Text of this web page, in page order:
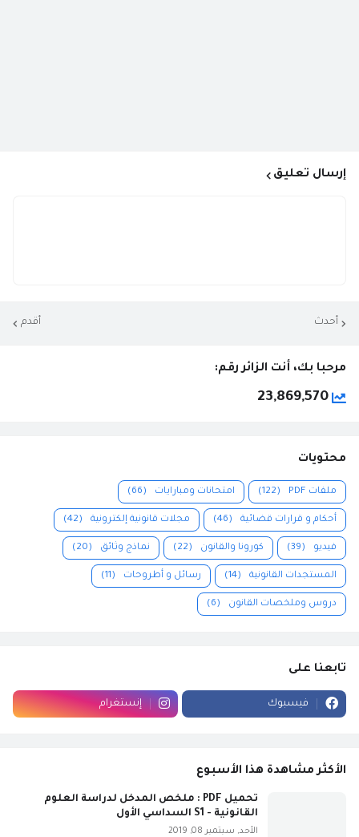
إرسال تعليق
أحدث أقدم
مرحبا بك، أنت الزائر رقم:
23,869,570
محتويات
ملفات PDF (122) امتحانات ومبارايات (66)
أحكام و قرارات قضائية (46) مجلات قانونية إلكترونية (42)
فيديو (39) كورونا والقانون (22) نماذج وثائق (20)
المستجدات القانونية (14) رسائل و أطروحات (11)
دروس وملخصات القانون (6)
تابعنا على
فيسبوك إنستغرام
الأكثر مشاهدة هذا الأسبوع
تحميل PDF : ملخص المدخل لدراسة العلوم
القانونية - S1 السداسي الأول
الأحد, سبتمبر 08, 2019